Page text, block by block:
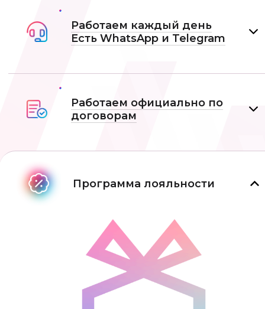
Работаем каждый день
Есть WhatsApp и Telеgram
Работаем официально по
договорам
Программа лояльности